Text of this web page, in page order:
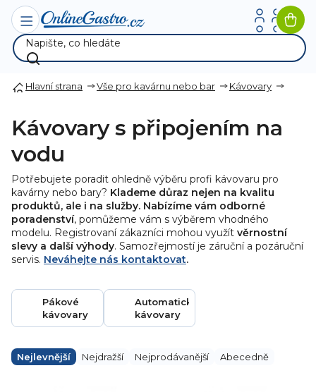
Přejít
obsah
Hlavní strana Vše pro kavárnu nebo bar Kávovary
Kávovary s připojením na
vodu
Potřebujete poradit ohledně výběru profi kávovaru pro
kavárny nebo bary? Klademe důraz nejen na kvalitu
produktů, ale i na služby. Nabízíme vám odborné
poradenství, pomůžeme vám s výběrem vhodného
modelu. Registrovaní zákazníci mohou využít věrnostní
slevy a další výhody. Samozřejmostí je záruční a pozáruční
servis. Neváhejte nás kontaktovat.
Pákové
kávovary
Automatické
kávovary
a
z
Nejlevnější Nejdražší Nejprodávanější Abecedně